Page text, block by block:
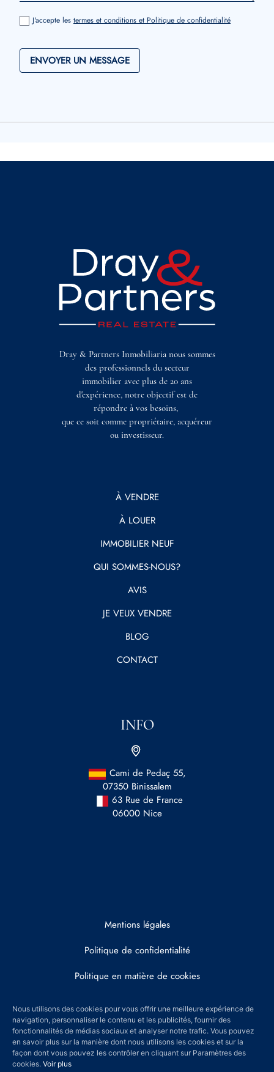
J'accepte les termes et conditions et Politique de confidentialité
ENVOYER UN MESSAGE
Dray & Partners Inmobiliaria nous sommes
des professionnels du secteur
immobilier avec plus de 20 ans
d'expérience, notre objectif est de
répondre à vos besoins,
que ce soit comme propriétaire, acquéreur
ou investisseur.
À VENDRE
À LOUER
IMMOBILIER NEUF
QUI SOMMES-NOUS?
AVIS
JE VEUX VENDRE
BLOG
CONTACT
INFO
Cami de Pedaç 55,
07350 Binissalem
63 Rue de France
06000 Nice
Mentions légales
Politique de confidentialité
Politique en matière de cookies
© 2022 DRAY AND PARTNERS
Nous utilisons des cookies pour vous offrir une meilleure expérience de
navigation, personnaliser le contenu et les publicités, fournir des
fonctionnalités de médias sociaux et analyser notre trafic. Vous pouvez
en savoir plus sur la manière dont nous utilisons les cookies et sur la
façon dont vous pouvez les contrôler en cliquant sur Paramètres des
cookies. Voir plus